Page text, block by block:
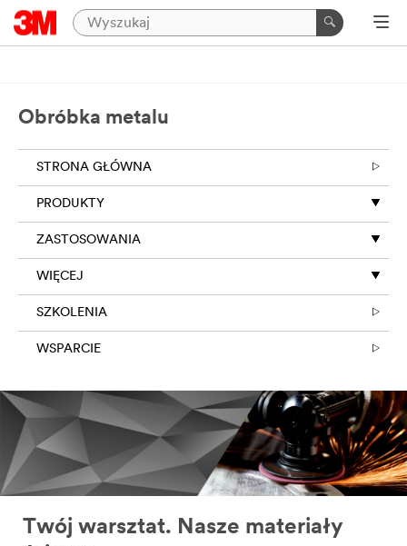
Obróbka metalu
STRONA GŁÓWNA
PRODUKTY
ZASTOSOWANIA
WIĘCEJ
SZKOLENIA
WSPARCIE
Twój warsztat. Nasze materiały